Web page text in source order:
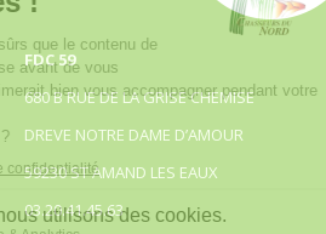
FDC 59
680 B RUE DE LA GRISE CHEMISE
DREVE NOTRE DAME D’AMOUR
59230 ST AMAND LES EAUX
03.20.41.45.63